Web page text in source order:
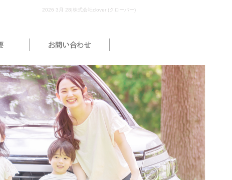
2026 3月 28|株式会社clover (クローバー)